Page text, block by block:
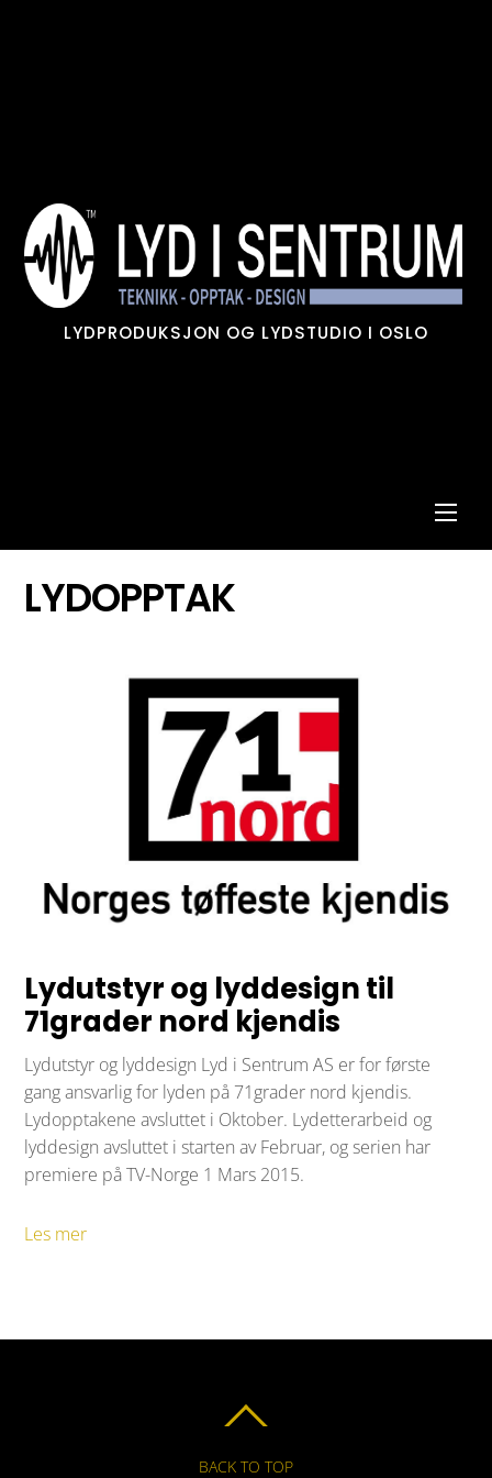
LYDPRODUKSJON OG LYDSTUDIO I OSLO
LYDOPPTAK
Lydutstyr og lyddesign til
71grader nord kjendis
Lydutstyr og lyddesign Lyd i Sentrum AS er for første
gang ansvarlig for lyden på 71grader nord kjendis.
Lydopptakene avsluttet i Oktober. Lydetterarbeid og
lyddesign avsluttet i starten av Februar, og serien har
premiere på TV-Norge 1 Mars 2015.
Les mer
BACK TO TOP